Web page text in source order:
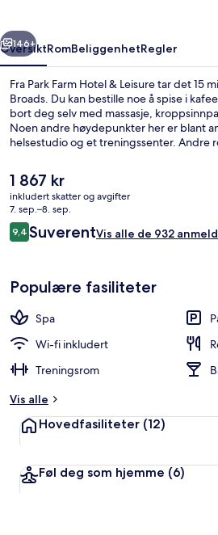
Neste
146+
OversiktRomBeliggenhetRegler
Fra Park Farm Hotel & Leisure tar det 15
Broads. Du kan bestille noe å spise i
bort deg selv med massasje,
Noen andre høydepunkter her er blant
helsestudio og et treningssenter. Andre
Den
nåværende
prisen
er
1 867 kr
1 867 kr
inkludert skatter og avgifter
7. sep.–8. sep.
Anmeldelser
9,49,4 av 10 –
SuverentVis alle de 932
Populære fasiliteter
Spa
Wi-fi inkludert
Treningsrom
Vis alle
Hovedfasiliteter (12)
Føl deg som hjemme (6)